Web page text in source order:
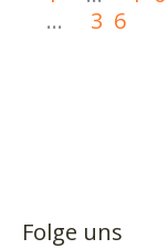
…
36
Folge uns